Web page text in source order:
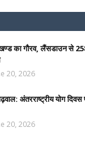
का गौरव, लैंसडाउन से
20, 2026
अंतरराष्ट्रीय योग
20, 2026